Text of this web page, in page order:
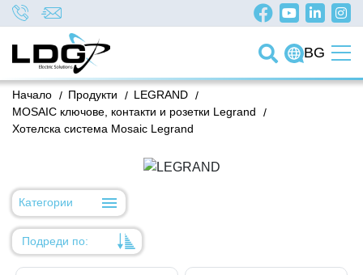
BG
/
Начало /
Продукти /
LEGRAND
/
MOSAIC ключове, контакти и розетки Legrand
Хотелска система Mosaic Legrand
Категории
Подреди по: